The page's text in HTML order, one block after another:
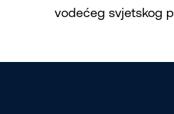
vodećeg svjetskog